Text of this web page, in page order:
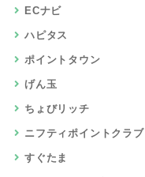
ECナビ
ハピタス
ポイントタウン
げん玉
ちょびリッチ
ニフティポイントクラブ
すぐたま